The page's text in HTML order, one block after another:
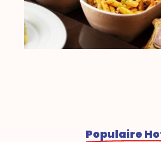
Populaire